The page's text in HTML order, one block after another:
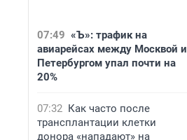
07:49 «Ъ»: трафик на
авиарейсах между Москвой и
Петербургом упал почти на
20%
07:32 Как часто после
трансплантации клетки
донора «нападают» на